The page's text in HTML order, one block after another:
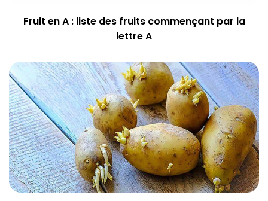
Fruit en A : liste des fruits commençant par la
lettre A